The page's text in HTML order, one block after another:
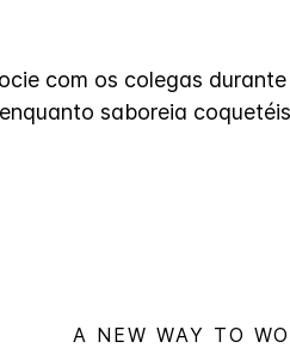
com os colegas durante
saboreia
A NEW WAY TO